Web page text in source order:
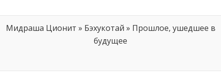
Мидраша Ционит » Бэхукотай » Прошлое, ушедшее в
будущее